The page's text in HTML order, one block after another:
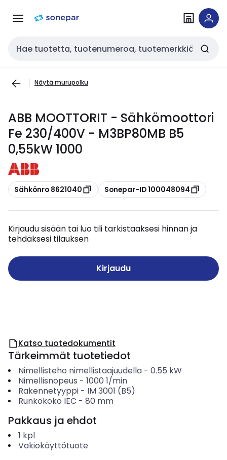
navigointiinsisältöön
Haku
Näytä murupolku
ABB MOOTTORIT - Sähkömoottori
Fe 230/400V - M3BP80MB B5
0,55kW 1000
Kopioi
Sähkönro 8621040 Kopioi
Sonepar-ID 100048094
Kirjaudu sisään tai luo tili tarkistaaksesi hinnan ja
tehdäksesi tilauksen
Kirjaudu
Katso tuotedokumentit
Tärkeimmät tuotetiedot
Nimellisteho nimellistaajuudella- 0.55 kW
Nimellisnopeus - 1000 1/min
Rakennetyyppi- IM 3001 (B5)
Runkokoko IEC - 80 mm
Pakkaus ja ehdot
1 kpl
Vakiokäyttötuote